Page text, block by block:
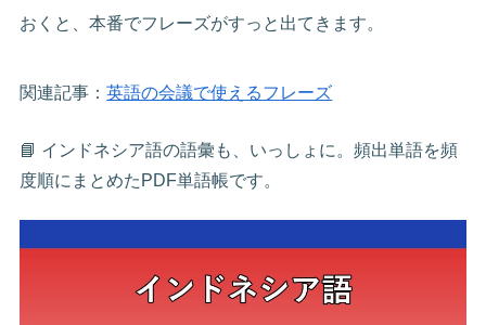
おくと、本番でフレーズがすっと出てきます。
関連記事：英語の会議で使えるフレーズ
📘 インドネシア語の語彙も、いっしょに。頻出単語を頻
度順にまとめたPDF単語帳です。